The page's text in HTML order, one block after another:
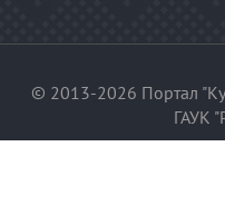
© 2013-2026 Портал
ГАУК